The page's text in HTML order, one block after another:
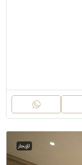
للإيجار